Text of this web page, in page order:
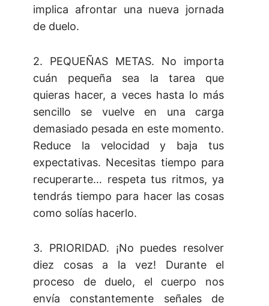
implica afrontar una nueva jornada
de duelo.
2. PEQUEÑAS METAS. No importa
cuán pequeña sea la tarea que
quieras hacer, a veces hasta lo más
sencillo se vuelve en una carga
demasiado pesada en este momento.
Reduce la velocidad y baja tus
expectativas. Necesitas tiempo para
recuperarte… respeta tus ritmos, ya
tendrás tiempo para hacer las cosas
como solías hacerlo.
3. PRIORIDAD. ¡No puedes resolver
diez cosas a la vez! Durante el
proceso de duelo, el cuerpo nos
envía constantemente señales de